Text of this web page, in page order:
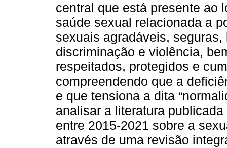
central que está presente ao
saúde sexual relacionada a
sexuais agradáveis,
discriminação e violência,
respeitados, protegidos e
compreendendo que a
e que tensiona a dita
analisar a literatura
entre 2015-2021 sobre a
através de uma revisão